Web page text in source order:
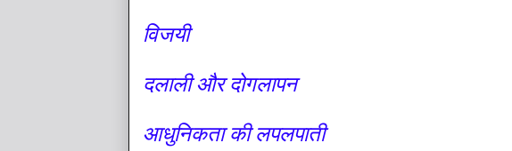
विजयी
दलाली और दोगलापन
आधुनिकता की लपलपाती